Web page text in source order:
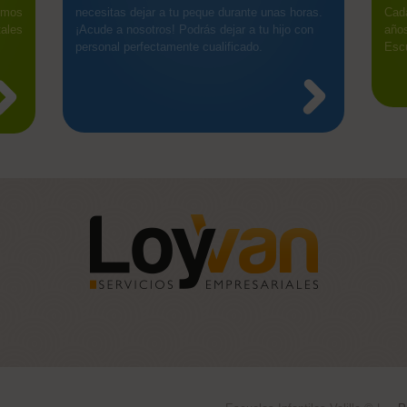
necesitas dejar a tu peque durante unas horas.
¡Acude a nosotros! Podrás dejar a tu hijo con
personal perfectamente cualificado.